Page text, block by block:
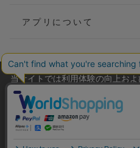
アプリについて
会社概要
ご利用規約
当サイトでは利用体験の向上お
ラフィックの分析を目的として
サイトの閲覧を継続された場合
のといたします。
詳細については